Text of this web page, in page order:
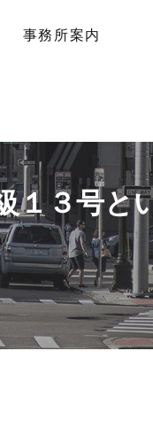
事務所案内
１３号と